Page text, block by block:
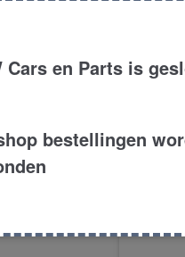
rechts
Cars en Parts is
bestellingen